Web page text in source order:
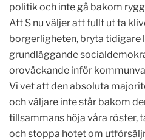
politik och inte gå bakom
Att S nu väljer att fullt ut ta
borgerligheten, bryta tidigare
grundläggande
oroväckande inför
Vi vet att den absoluta
och väljare inte står bakom
tillsammans höja våra röster,
och stoppa hotet om